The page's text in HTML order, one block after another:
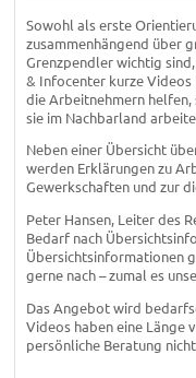
Sowohl als erste
zusammenhängend über
Grenzpendler wichtig
& Infocenter kurze Videos
die Arbeitnehmern helfen,
sie im Nachbarland
Neben einer Übersicht
werden Erklärungen zu
Gewerkschaften und zur
Peter Hansen, Leiter des
Bedarf nach
Übersichtsinformationen
gerne nach – zumal es
Das Angebot wird
Videos haben eine Länge
persönliche Beratung